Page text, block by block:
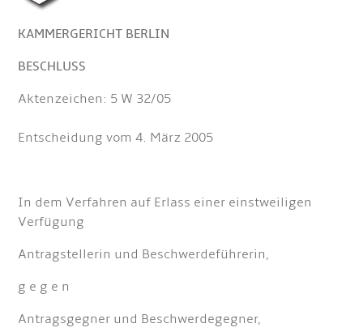
KAMMERGERICHT BERLIN
BESCHLUSS
Aktenzeichen: 5 W 32/05
Entscheidung vom 4. März 2005
In dem Verfahren auf Erlass einer einstweiligen
Verfügung
Antragstellerin und Beschwerdeführerin,
g e g e n
Antragsgegner und Beschwerdegegner,